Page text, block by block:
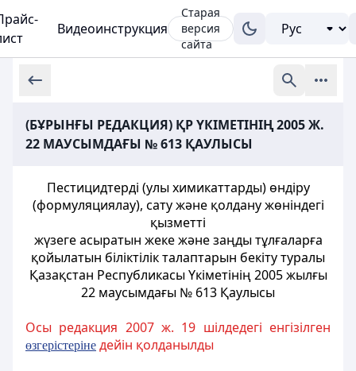
Видеоинструкция
Старая
версия
сайта
(БҰРЫНҒЫ РЕДАКЦИЯ) ҚР ҮКІМЕТІНІҢ 2005 Ж.
22 МАУСЫМДАҒЫ № 613 ҚАУЛЫСЫ
Пестицидтердi (улы химикаттарды) өндіру
(формуляциялау), сату және қолдану жөніндегі
қызметті
жүзеге асыратын жеке және заңды тұлғаларға
қойылатын біліктiлiк талаптарын бекіту туралы
Қазақстан Республикасы Үкіметінің 2005 жылғы
22 маусымдағы № 613 Қаулысы
Осы редакция 2007 ж. 19 шілдедегі енгізілген
өзгерістеріне дейін қолданылды